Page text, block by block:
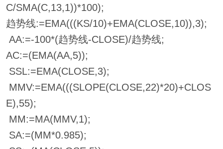
C/SMA(C,13,1))*100);
趋势线:=EMA(((KS/10)+EMA(CLOSE,10)),3);
AA:=-100*(趋势线-CLOSE)/趋势线;
AC:=(EMA(AA,5));
SSL:=EMA(CLOSE,3);
MMV:=EMA(((SLOPE(CLOSE,22)*20)+CLOS
E),55);
MM:=MA(MMV,1);
SA:=(MM*0.985);